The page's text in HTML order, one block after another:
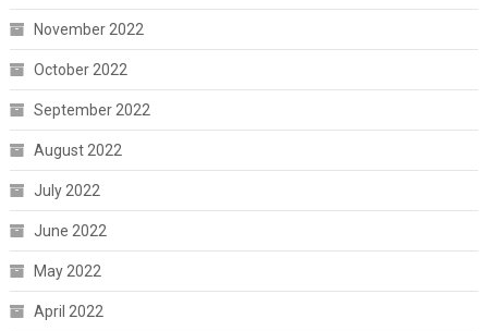
November 2022
October 2022
September 2022
August 2022
July 2022
June 2022
May 2022
April 2022